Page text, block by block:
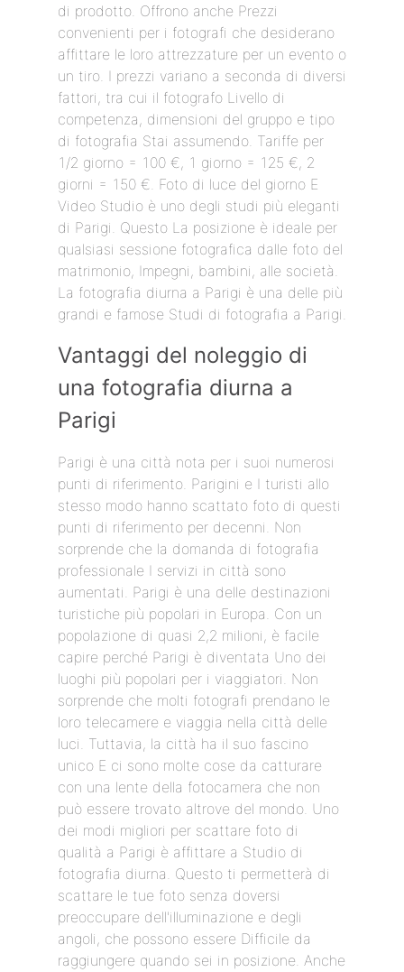
di prodotto. Offrono anche Prezzi
convenienti per i fotografi che desiderano
affittare le loro attrezzature per un evento o
un tiro. I prezzi variano a seconda di diversi
fattori, tra cui il fotografo Livello di
competenza, dimensioni del gruppo e tipo
di fotografia Stai assumendo. Tariffe per
1/2 giorno = 100 €, 1 giorno = 125 €, 2
giorni = 150 €. Foto di luce del giorno E
Video Studio è uno degli studi più eleganti
di Parigi. Questo La posizione è ideale per
qualsiasi sessione fotografica dalle foto del
matrimonio, Impegni, bambini, alle società.
La fotografia diurna a Parigi è una delle più
grandi e famose Studi di fotografia a Parigi.
Vantaggi del noleggio di
una fotografia diurna a
Parigi
Parigi è una città nota per i suoi numerosi
punti di riferimento. Parigini e I turisti allo
stesso modo hanno scattato foto di questi
punti di riferimento per decenni. Non
sorprende che la domanda di fotografia
professionale I servizi in città sono
aumentati. Parigi è una delle destinazioni
turistiche più popolari in Europa. Con un
popolazione di quasi 2,2 milioni, è facile
capire perché Parigi è diventata Uno dei
luoghi più popolari per i viaggiatori. Non
sorprende che molti fotografi prendano le
loro telecamere e viaggia nella città delle
luci. Tuttavia, la città ha il suo fascino
unico E ci sono molte cose da catturare
con una lente della fotocamera che non
può essere trovato altrove del mondo. Uno
dei modi migliori per scattare foto di
qualità a Parigi è affittare a Studio di
fotografia diurna. Questo ti permetterà di
scattare le tue foto senza doversi
preoccupare dell'illuminazione e degli
angoli, che possono essere Difficile da
raggiungere quando sei in posizione. Anche